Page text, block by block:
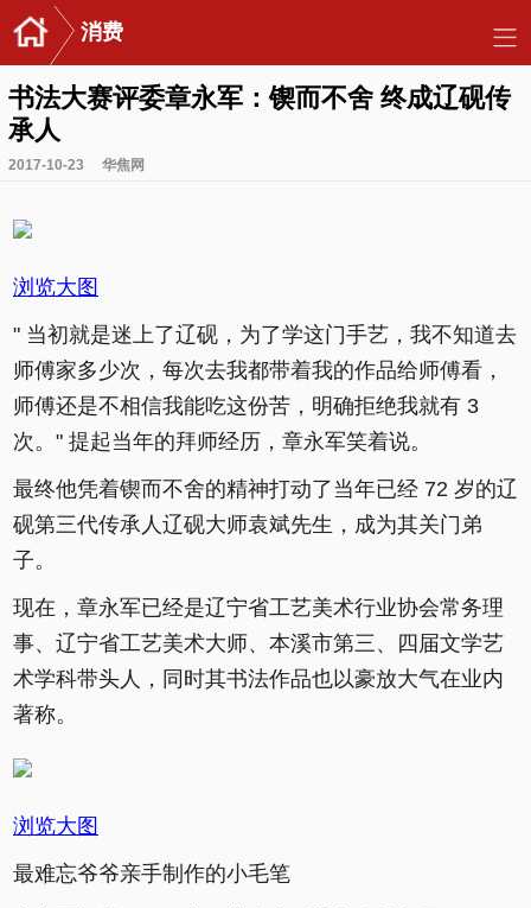
消费
书法大赛评委章永军：锲而不舍 终成辽砚传
承人
2017-10-23 华焦网
浏览大图
" 当初就是迷上了辽砚，为了学这门手艺，我不知道去
师傅家多少次，每次去我都带着我的作品给师傅看，
师傅还是不相信我能吃这份苦，明确拒绝我就有 3
次。" 提起当年的拜师经历，章永军笑着说。
最终他凭着锲而不舍的精神打动了当年已经 72 岁的辽
砚第三代传承人辽砚大师袁斌先生，成为其关门弟
子。
现在，章永军已经是辽宁省工艺美术行业协会常务理
事、辽宁省工艺美术大师、本溪市第三、四届文学艺
术学科带头人，同时其书法作品也以豪放大气在业内
著称。
浏览大图
最难忘爷爷亲手制作的小毛笔